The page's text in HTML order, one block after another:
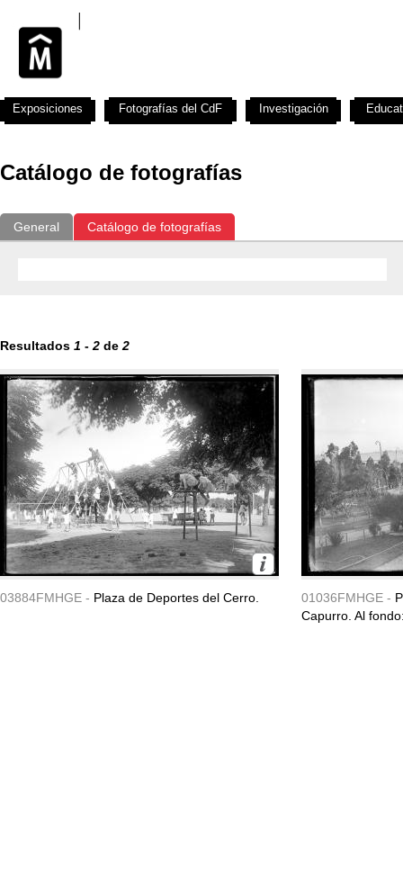
Catálogo de fotografías
General Catálogo de fotografías
Resultados 1 - 2 de 2
03884FMHGE - Plaza de Deportes del Cerro. 01036FMHGE -
Capurro. Al
Exposiciones Fotografías del CdF Investigación